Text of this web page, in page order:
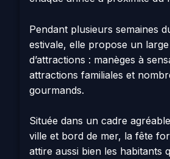
Pendant plusieurs semaines
estivale, elle propose un
d’attractions : manèges à
attractions familiales et
gourmands.
Située dans un cadre
ville et bord de mer, la fête
attire aussi bien les habitants